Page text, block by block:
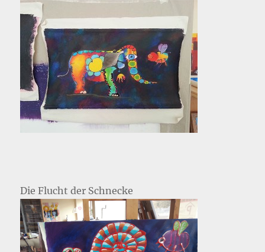
Die Flucht der Schnecke